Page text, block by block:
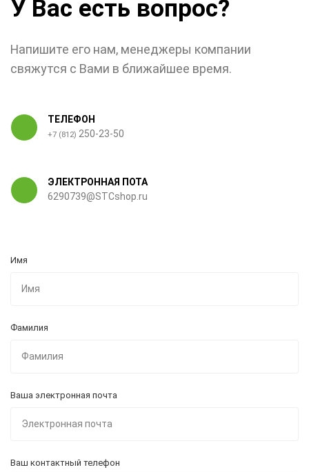
У Вас есть вопрос?
Напишите его нам, менеджеры компании
свяжутся с Вами в ближайшее время.
ТЕЛЕФОН
+7 (812) 250-23-50
ЭЛЕКТРОННАЯ ПОТА
6290739@STCshop.ru
Имя
Фамилия
Ваша электронная почта
Ваш контактный телефон